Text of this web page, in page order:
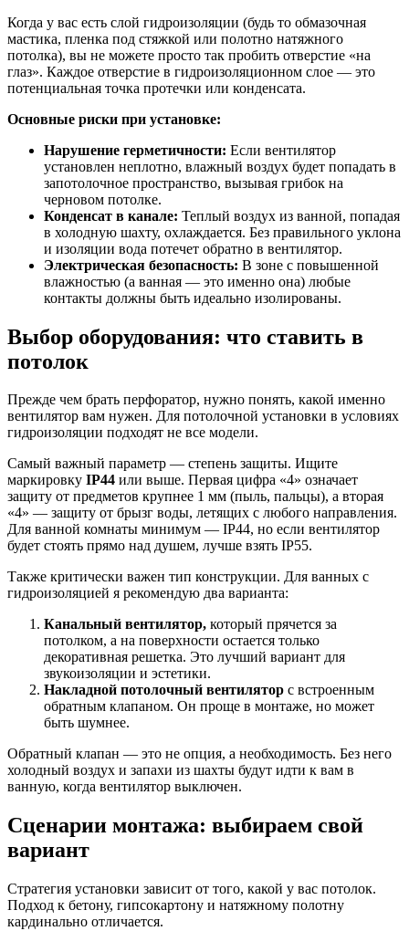
Когда у вас есть слой гидроизоляции (будь то обмазочная
мастика, пленка под стяжкой или полотно натяжного
потолка), вы не можете просто так пробить отверстие «на
глаз». Каждое отверстие в гидроизоляционном слое — это
потенциальная точка протечки или конденсата.
Основные риски при установке:
Нарушение герметичности: Если вентилятор
установлен неплотно, влажный воздух будет попадать в
запотолочное пространство, вызывая грибок на
черновом потолке.
Конденсат в канале: Теплый воздух из ванной, попадая
в холодную шахту, охлаждается. Без правильного уклона
и изоляции вода потечет обратно в вентилятор.
Электрическая безопасность: В зоне с повышенной
влажностью (а ванная — это именно она) любые
контакты должны быть идеально изолированы.
Выбор оборудования: что ставить в
потолок
Прежде чем брать перфоратор, нужно понять, какой именно
вентилятор вам нужен. Для потолочной установки в условиях
гидроизоляции подходят не все модели.
Самый важный параметр — степень защиты. Ищите
маркировку IP44 или выше. Первая цифра «4» означает
защиту от предметов крупнее 1 мм (пыль, пальцы), а вторая
«4» — защиту от брызг воды, летящих с любого направления.
Для ванной комнаты минимум — IP44, но если вентилятор
будет стоять прямо над душем, лучше взять IP55.
Также критически важен тип конструкции. Для ванных с
гидроизоляцией я рекомендую два варианта:
Канальный вентилятор, который прячется за
потолком, а на поверхности остается только
декоративная решетка. Это лучший вариант для
звукоизоляции и эстетики.
Накладной потолочный вентилятор с встроенным
обратным клапаном. Он проще в монтаже, но может
быть шумнее.
Обратный клапан — это не опция, а необходимость. Без него
холодный воздух и запахи из шахты будут идти к вам в
ванную, когда вентилятор выключен.
Сценарии монтажа: выбираем свой
вариант
Стратегия установки зависит от того, какой у вас потолок.
Подход к бетону, гипсокартону и натяжному полотну
кардинально отличается.